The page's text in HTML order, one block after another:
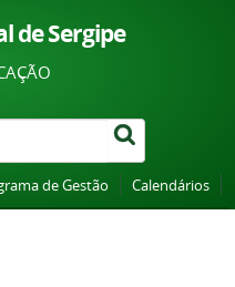
de Sergipe
de Gestão Calendários